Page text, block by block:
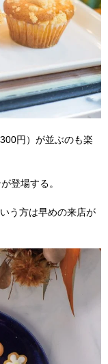
円）が並ぶのも楽
登場する。
う方は早めの来店が